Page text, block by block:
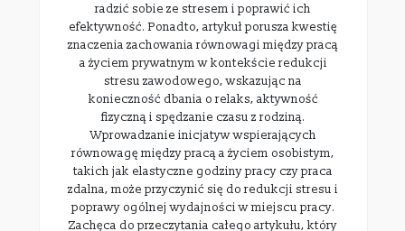
radzić sobie ze stresem i poprawić ich
efektywność. Ponadto, artykuł porusza kwestię
znaczenia zachowania równowagi między pracą
a życiem prywatnym w kontekście redukcji
stresu zawodowego, wskazując na
konieczność dbania o relaks, aktywność
fizyczną i spędzanie czasu z rodziną.
Wprowadzanie inicjatyw wspierających
równowagę między pracą a życiem osobistym,
takich jak elastyczne godziny pracy czy praca
zdalna, może przyczynić się do redukcji stresu i
poprawy ogólnej wydajności w miejscu pracy.
Zachęca do przeczytania całego artykułu, który